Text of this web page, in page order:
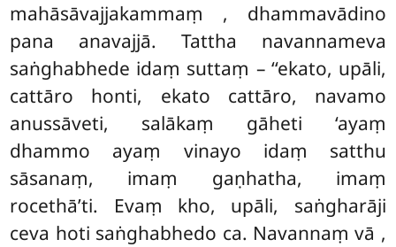
mahāsāvajjakammaṃ , dhammavādino
pana anavajjā. Tattha navannameva
saṅghabhede idaṃ suttaṃ – ‘‘ekato, upāli,
cattāro honti, ekato cattāro, navamo
anussāveti, salākaṃ gāheti ‘ayaṃ
dhammo ayaṃ vinayo idaṃ satthu
sāsanaṃ, imaṃ gaṇhatha, imaṃ
rocethā’ti. Evaṃ kho, upāli, saṅgharāji
ceva hoti saṅghabhedo ca. Navannaṃ vā ,